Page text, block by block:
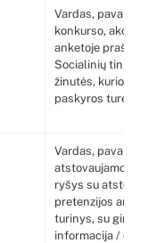
Vardas, pavardė,
konkurso, akcijos,
anketoje prašomi
Socialinių tinklų,
žinutės, kuriomis
paskyros turėtojas.
Vardas, pavardė,
atstovaujamo
ryšys su
pretenzijos ar kito
turinys, su ginču /
informacija /